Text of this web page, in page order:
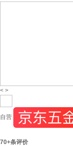
< >
自营
70+条评价